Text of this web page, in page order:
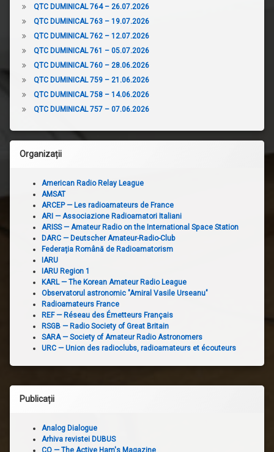
QTC DUMINICAL 764 – 26.07.2026
QTC DUMINICAL 763 – 19.07.2026
QTC DUMINICAL 762 – 12.07.2026
QTC DUMINICAL 761 – 05.07.2026
QTC DUMINICAL 760 – 28.06.2026
QTC DUMINICAL 759 – 21.06.2026
QTC DUMINICAL 758 – 14.06.2026
QTC DUMINICAL 757 – 07.06.2026
Organizații
American Radio Relay League
AMSAT
ARCEP — Les radioamateurs de France
ARI — Associazione Radioamatori Italiani
ARISS — Amateur Radio on the International Space Station
DARC — Deutscher Amateur-Radio-Club
Federația Română de Radioamatorism
IARU
IARU Region 1
KARL — The Korean Amateur Radio League
Observatorul astronomic "Amiral Vasile Urseanu"
Radioamateurs France
REF — Réseau des Émetteurs Français
RSGB — Radio Society of Great Britain
SARA — Society of Amateur Radio Astronomers
URC — Union des radioclubs, radioamateurs et écouteurs
Publicații
Analog Dialogue
Arhiva revistei DUBUS
CQ — The Active Ham's Magazine